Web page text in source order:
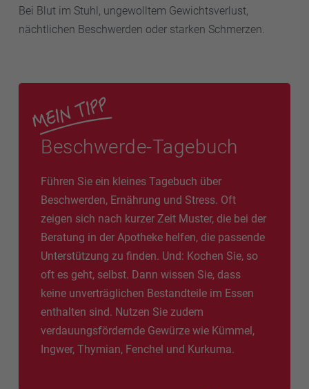
Bei Blut im Stuhl, ungewolltem Gewichtsverlust,
nächtlichen Beschwerden oder starken Schmerzen.
Beschwerde-Tagebuch
Führen Sie ein kleines Tagebuch über
Beschwerden, Ernährung und Stress. Oft
zeigen sich nach kurzer Zeit Muster, die bei der
Beratung in der Apotheke helfen, die passende
Unterstützung zu finden. Und: Kochen Sie, so
oft es geht, selbst. Dann wissen Sie, dass
keine unverträglichen Bestandteile im Essen
enthalten sind. Nutzen Sie zudem
verdauungsfördernde Gewürze wie Kümmel,
Ingwer, Thymian, Fenchel und Kurkuma.